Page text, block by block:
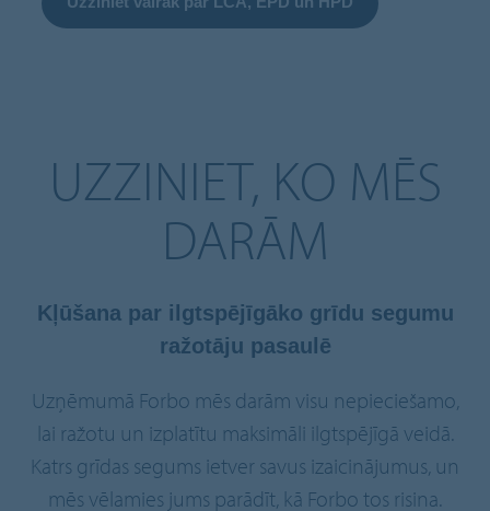
UZZINIET, KO MĒS
DARĀM
Kļūšana par ilgtspējīgāko grīdu segumu
ražotāju pasaulē
Uzņēmumā Forbo mēs darām visu nepieciešamo,
lai ražotu un izplatītu maksimāli ilgtspējīgā veidā.
Katrs grīdas segums ietver savus izaicinājumus, un
mēs vēlamies jums parādīt, kā Forbo tos risina.